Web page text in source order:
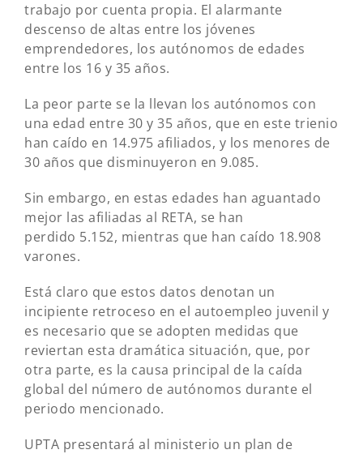
trabajo por cuenta propia. El alarmante
descenso de altas entre los jóvenes
emprendedores, los autónomos de edades
entre los 16 y 35 años.
La peor parte se la llevan los autónomos con
una edad entre 30 y 35 años, que en este trienio
han caído en 14.975 afiliados, y los menores de
30 años que disminuyeron en 9.085.
Sin embargo, en estas edades han aguantado
mejor las afiliadas al RETA, se han
perdido 5.152, mientras que han caído 18.908
varones.
Está claro que estos datos denotan un
incipiente retroceso en el autoempleo juvenil y
es necesario que se adopten medidas que
reviertan esta dramática situación, que, por
otra parte, es la causa principal de la caída
global del número de autónomos durante el
periodo mencionado.
UPTA presentará al ministerio un plan de